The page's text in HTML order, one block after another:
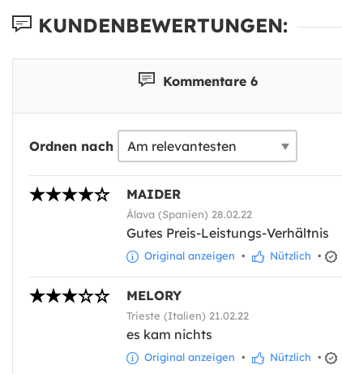
KUNDENBEWERTUNGEN:
Kommentare 6
Ordnen nach
MAIDER
Álava (Spanien) 28.02.22
Gutes Preis-Leistungs-Verhältnis
Original anzeigen • Nützlich •
MELORY
Trieste (Italien) 21.02.22
es kam nichts
Original anzeigen • Nützlich •